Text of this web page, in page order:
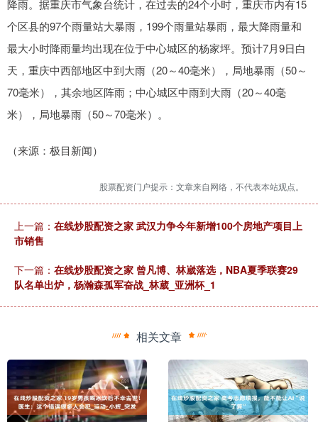
降雨。据重庆市气象台统计，在过去的24个小时，重庆市内有15
个区县的97个雨量站大暴雨，199个雨量站暴雨，最大降雨量和
最大小时降雨量均出现在位于中心城区的杨家坪。预计7月9日白
天，重庆中西部地区中到大雨（20～40毫米），局地暴雨（50～
70毫米），其余地区阵雨；中心城区中雨到大雨（20～40毫
米），局地暴雨（50～70毫米）。
（来源：极目新闻）
股票配资门户提示：文章来自网络，不代表本站观点。
上一篇： 在线炒股配资之家 武汉力争今年新增100个房地产项目上
市销售
下一篇： 在线炒股配资之家 曾凡博、林崴落选，NBA夏季联赛29
队名单出炉，杨瀚森孤军奋战_林葳_亚洲杯_1
相关文章